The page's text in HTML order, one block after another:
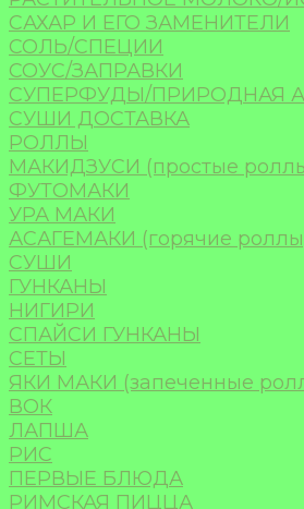
САХАР И ЕГО ЗАМЕНИТЕЛИ
СОЛЬ/СПЕЦИИ
СОУС/ЗАПРАВКИ
СУПЕРФУДЫ/ПРИРОДНАЯ
СУШИ ДОСТАВКА
РОЛЛЫ
МАКИДЗУСИ (простые
ФУТОМАКИ
УРА МАКИ
АСАГЕМАКИ (горячие
СУШИ
ГУНКАНЫ
НИГИРИ
СПАЙСИ ГУНКАНЫ
СЕТЫ
ЯКИ МАКИ (запеченные
ВОК
ЛАПША
РИС
ПЕРВЫЕ БЛЮДА
РИМСКАЯ ПИЦЦА